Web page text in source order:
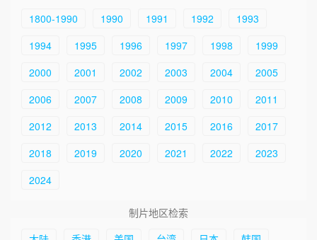
1800-1990
1990 1991 1992
1993
1994
1995 1996 1997 1998
1999
2000
2001 2002 2003 2004
2005
2006
2007 2008 2009 2010
2011
2012
2013 2014 2015 2016
2017
2018
2019 2020 2021 2022
2023
2024
制片地区检索